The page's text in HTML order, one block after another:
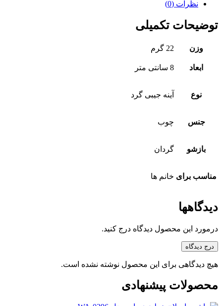
نظرات (0)
توضیحات تکمیلی
وزن 22 گرم
ابعاد 8 سانتی متر
نوع آینه جیبی گرد
جنس چوب
بازشو گردان
مناسب برای خانم ها
دیدگاهها
درمورد این محصول دیدگاه درج کنید.
درج دیدگاه
هیچ دیدگاهی برای این محصول نوشته نشده است.
محصولات پیشنهادی